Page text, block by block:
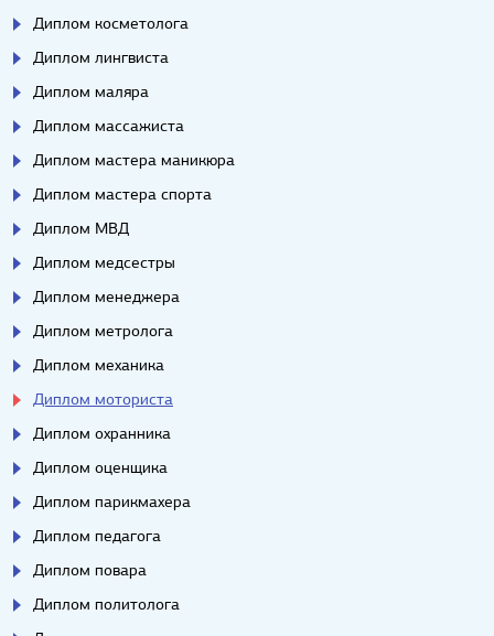
Диплом косметолога
Диплом лингвиста
Диплом маляра
Диплом массажиста
Диплом мастера маникюра
Диплом мастера спорта
Диплом МВД
Диплом медсестры
Диплом менеджера
Диплом метролога
Диплом механика
Диплом моториста
Диплом охранника
Диплом оценщика
Диплом парикмахера
Диплом педагога
Диплом повара
Диплом политолога